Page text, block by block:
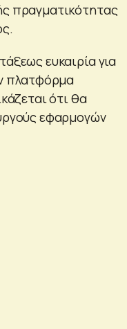
πραγματικότητας
ευκαιρία για
πλατφόρμα
ότι θα
εφαρμογών